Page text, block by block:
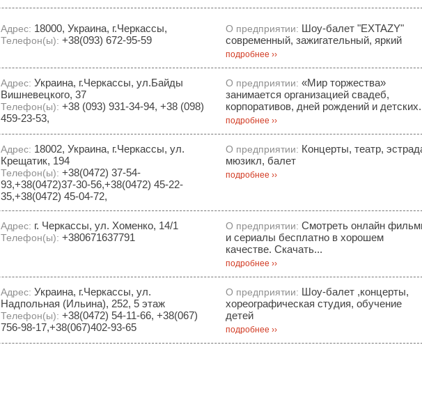
Адрес: 18000, Украина, г.Черкассы,
Телефон(ы): +38(093) 672-95-59
О предприятии: Шоу-балет "EXTAZY"
современный, зажигательный, яркий
подробнее ››
Адрес: Украина, г.Черкассы, ул.Байды
Вишневецкого, 37
Телефон(ы): +38 (093) 931-34-94, +38 (098)
459-23-53,
О предприятии: «Мир торжества»
занимается организацией свадеб,
корпоративов, дней рождений и
подробнее ››
Адрес: 18002, Украина, г.Черкассы, ул.
Крещатик, 194
Телефон(ы): +38(0472) 37-54-
93,+38(0472)37-30-56,+38(0472) 45-22-
35,+38(0472) 45-04-72,
О предприятии: Концерты, театр,
мюзикл, балет
подробнее ››
Адрес: г. Черкассы, ул. Хоменко, 14/1
Телефон(ы): +380671637791
О предприятии: Смотреть онлайн
и сериалы бесплатно в хорошем
качестве. Скачать...
подробнее ››
Адрес: Украина, г.Черкассы, ул.
Надпольная (Ильина), 252, 5 этаж
Телефон(ы): +38(0472) 54-11-66, +38(067)
756-98-17,+38(067)402-93-65
О предприятии: Шоу-балет ,концерты,
хореографическая студия, обучение
детей
подробнее ››